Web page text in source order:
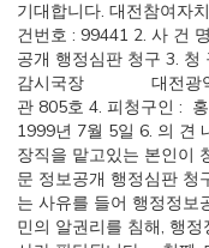
기대합니다. 대전참여자
건번호 : 99441 2. 사 건
공개 행정심판 청구 3. 청
감시국장 대전광역시
관 805호 4. 피청구인 :
1999년 7월 5일 6. 의 견
장직을 맡고있는 본인이
문 정보공개 행정심판 청
는 사유를 들어 행정정보
민의 알권리를 침해, 행